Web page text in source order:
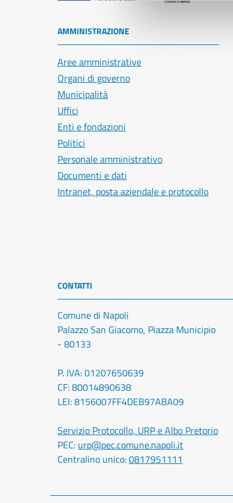
AMMINISTRAZIONE
Aree amministrative
Organi di governo
Municipalità
Uffici
Enti e fondazioni
Politici
Personale amministrativo
Documenti e dati
Intranet, posta aziendale e protocollo
CONTATTI
Comune di Napoli
Palazzo San Giacomo, Piazza Municipio
- 80133
P. IVA: 01207650639
CF: 80014890638
LEI: 8156007FF4DEB97ABA09
Servizio Protocollo, URP e Albo Pretorio
PEC: urp@pec.comune.napoli.it
Centralino unico:0817951111